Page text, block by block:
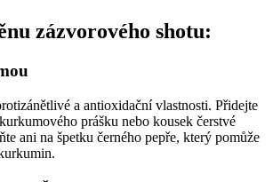
zázvorového shotu:
a antioxidační vlastnosti. Přidejte
prášku nebo kousek čerstvé
ani na špetku černého pepře, který pomůže